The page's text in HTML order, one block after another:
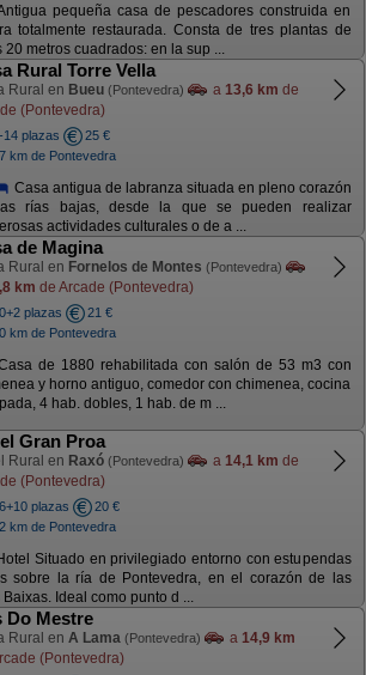
pequeña casa de pescadores construida en
totalmente restaurada. Consta de tres plantas de
20 metros cuadrados: en la sup ...
Rural Torre Vella
Rural en Bueu (Pontevedra) a 13,6 km de
(Pontevedra)
14 plazas
25 €
km de Pontevedra
Casa antigua de labranza situada en pleno corazón
rías bajas, desde la que se pueden realizar
actividades culturales o de a ...
de Magina
Rural en Fornelos de Montes (Pontevedra)
km de Arcade (Pontevedra)
plazas
21 €
km de Pontevedra
de 1880 rehabilitada con salón de 53 m3 con
y horno antiguo, comedor con chimenea, cocina
4 hab. dobles, 1 hab. de m ...
Gran Proa
Rural en Raxó (Pontevedra) a 14,1 km de
(Pontevedra)
plazas
20 €
km de Pontevedra
Situado en privilegiado entorno con estupendas
sobre la ría de Pontevedra, en el corazón de las
Baixas. Ideal como punto d ...
Do Mestre
Rural en A Lama (Pontevedra) a 14,9 km
(Pontevedra)